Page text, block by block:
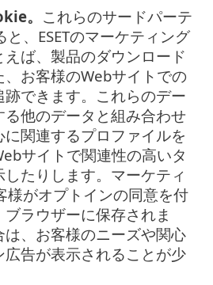
。 これらのサードパーテ
、ESETのマーケティング
ば、製品のダウンロード
、お客様のWebサイトでの
できます。これらのデー
他のデータと組み合わせ
関連するプロファイルを
サイトで関連性の高いタ
たりします。マーケティ
様がオプトインの同意を付
ラウザーに保存されま
、お客様のニーズや関心
告が表示されることが少